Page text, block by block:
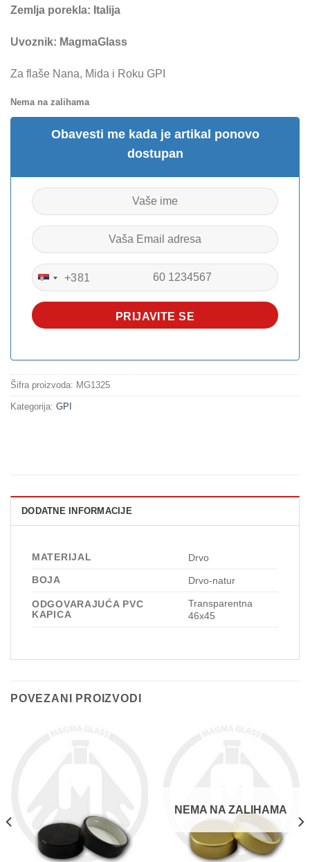
Zemlja porekla: Italija
Uvoznik: MagmaGlass
Za flaše Nana, Mida i Roku GPI
Nema na zalihama
Obavesti me kada je artikal ponovo
dostupan
SERBIA
+381
+381
PRIJAVITE SE
Šifra proizvoda: MG1325
Kategorija: GPI
DODATNE INFORMACIJE
MATERIJAL
Drvo
BOJA
Drvo-natur
ODGOVARAJUĆA PVC
KAPICA
Transparentna
46x45
POVEZANI PROIZVODI
NEMA NA ZALIHAMA